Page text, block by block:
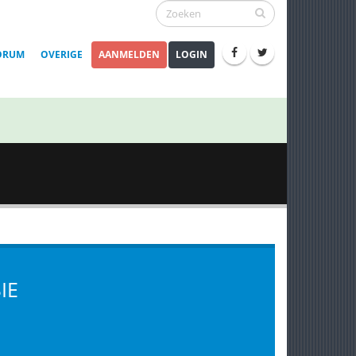
OVERIGE AANMELDEN LOGIN